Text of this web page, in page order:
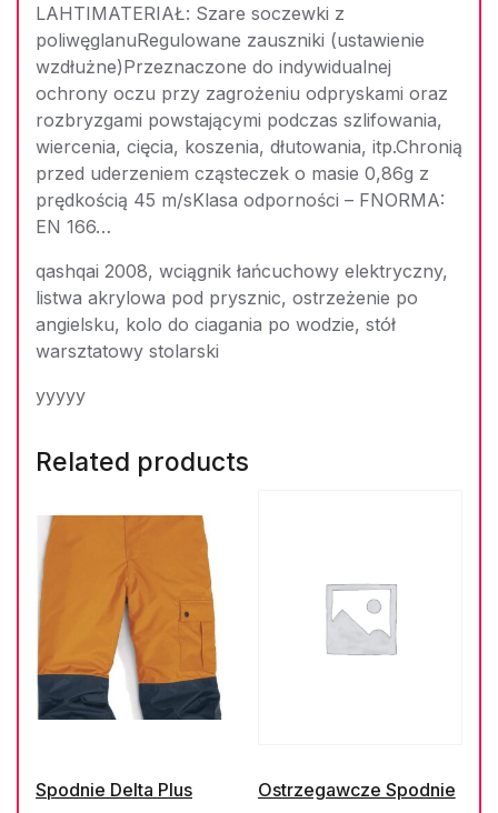
LAHTIMATERIAŁ: Szare soczewki z
poliwęglanuRegulowane zauszniki (ustawienie
wzdłużne)Przeznaczone do indywidualnej
ochrony oczu przy zagrożeniu odpryskami oraz
rozbryzgami powstającymi podczas szlifowania,
wiercenia, cięcia, koszenia, dłutowania, itp.Chronią
przed uderzeniem cząsteczek o masie 0,86g z
prędkością 45 m/sKlasa odporności – FNORMA:
EN 166…
qashqai 2008, wciągnik łańcuchowy elektryczny,
listwa akrylowa pod prysznic, ostrzeżenie po
angielsku, kolo do ciagania po wodzie, stół
warsztatowy stolarski
yyyyy
Related products
Spodnie Delta Plus Ostrzegawcze Spodnie